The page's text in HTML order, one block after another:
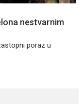
nestvarnim
poraz u